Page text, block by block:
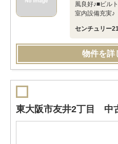
風良好♪■ビル
室内設備充実♪
センチュリー
物件を詳
東大阪市友井2丁目 中